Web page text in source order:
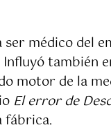
médico del
también
motor de la
El error de
fábrica.